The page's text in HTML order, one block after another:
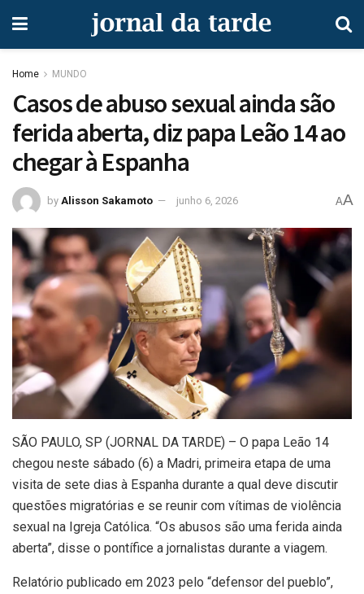
Home MUNDO
Casos de abuso sexual ainda são
ferida aberta, diz papa Leão 14 ao
chegar à Espanha
by Alisson Sakamoto junho 6, 2026 AA
SÃO PAULO, SP (JORNAL DA TARDE) – O papa Leão 14
chegou neste sábado (6) a Madri, primeira etapa de uma
visita de sete dias à Espanha durante a qual deve discutir
questões migratórias e se reunir com vítimas de violência
sexual na Igreja Católica. “Os abusos são uma ferida ainda
aberta”, disse o pontífice a jornalistas durante a viagem.
Relatório publicado em 2023 pelo “defensor del pueblo”,